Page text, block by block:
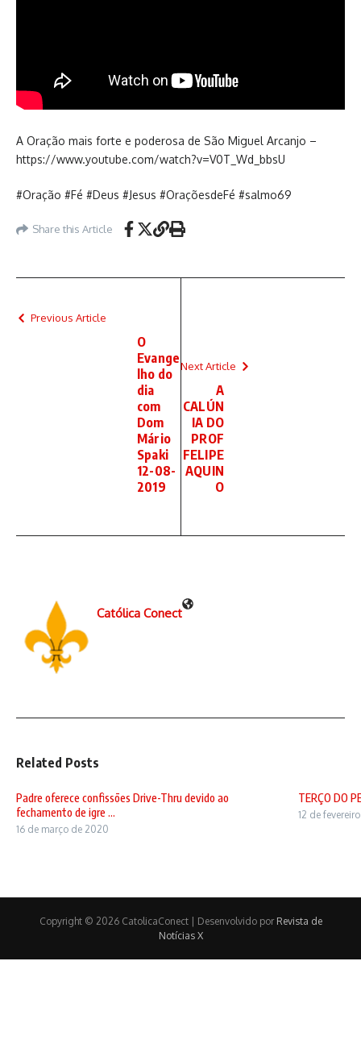
A Oração mais forte e poderosa de São Miguel Arcanjo –
https://www.youtube.com/watch?v=V0T_Wd_bbsU
#Oração #Fé #Deus #Jesus #OraçõesdeFé #salmo69
Share this Article
Previous Article
O
Evange
lho do
dia
com
Dom
Mário
Spaki
12-08-
2019
Next Article
A
CALÚN
IA DO
PROF
FELIPE
AQUIN
O
Católica Conect
Related Posts
Padre oferece confissões Drive-Thru devido ao
fechamento de igre ...
16 de março de 2020
TERÇO DO
12 de
Copyright © 2026 CatolicaConect | Desenvolvido por Revista de
Notícias X